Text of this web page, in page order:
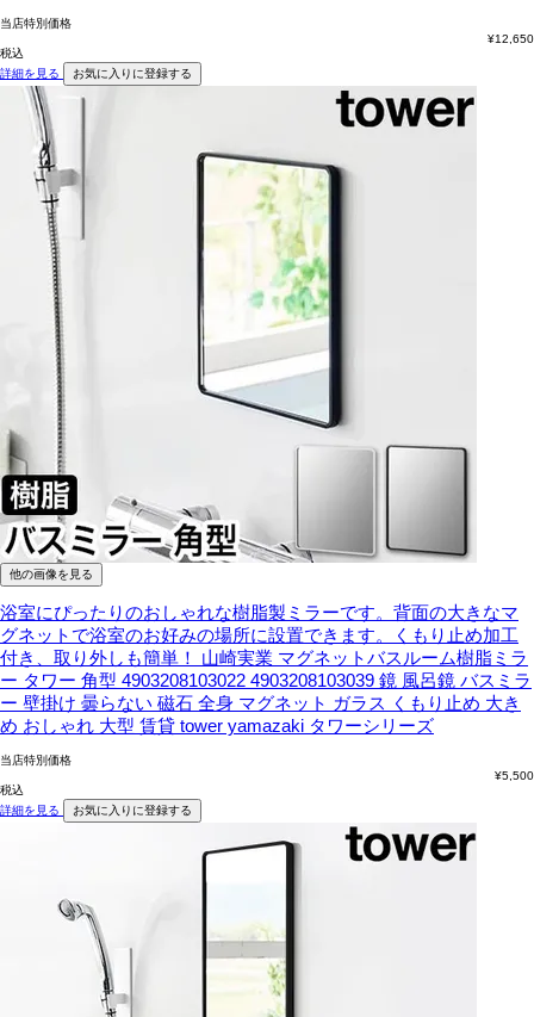
当店特別価格
¥12,650
税込
詳細を見る
お気に入りに登録する
他の画像を見る
浴室にぴったりのおしゃれな樹脂製ミラーです。背面の大きなマ
グネットで浴室のお好みの場所に設置できます。くもり止め加工
付き、取り外しも簡単！
山崎実業 マグネットバスルーム樹脂ミラ
ー タワー 角型 4903208103022 4903208103039 鏡 風呂鏡 バスミラ
ー 壁掛け 曇らない 磁石 全身 マグネット ガラス くもり止め 大き
め おしゃれ 大型 賃貸 tower yamazaki タワーシリーズ
当店特別価格
¥5,500
税込
詳細を見る
お気に入りに登録する